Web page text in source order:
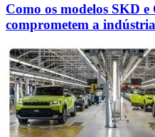
Como os modelos SKD
comprometem a